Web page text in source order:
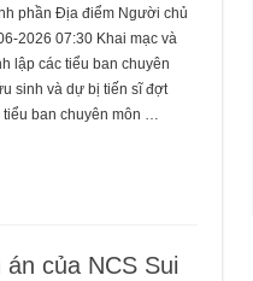
phần Địa điểm Người chủ
2026 07:30 Khai mạc và
lập các tiểu ban chuyên
sinh và dự bị tiến sĩ đợt
ban chuyên môn …
của NCS Sui